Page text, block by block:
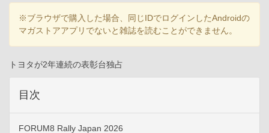
※ブラウザで購入した場合、同じIDでログインしたAndroidの
マガストアアプリでないと雑誌を読むことができません。
トヨタが2年連続の表彰台独占
目次
FORUM8 Rally Japan 2026